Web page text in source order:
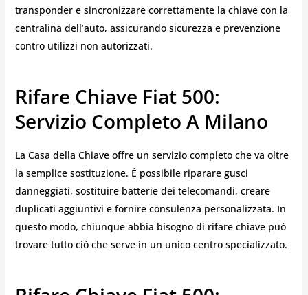
transponder e sincronizzare correttamente la chiave con la
centralina dell’auto, assicurando sicurezza e prevenzione
contro utilizzi non autorizzati.
Rifare Chiave Fiat 500:
Servizio Completo A Milano
La Casa della Chiave offre un servizio completo che va oltre
la semplice sostituzione. È possibile riparare gusci
danneggiati, sostituire batterie dei telecomandi, creare
duplicati aggiuntivi e fornire consulenza personalizzata. In
questo modo, chiunque abbia bisogno di rifare chiave può
trovare tutto ciò che serve in un unico centro specializzato.